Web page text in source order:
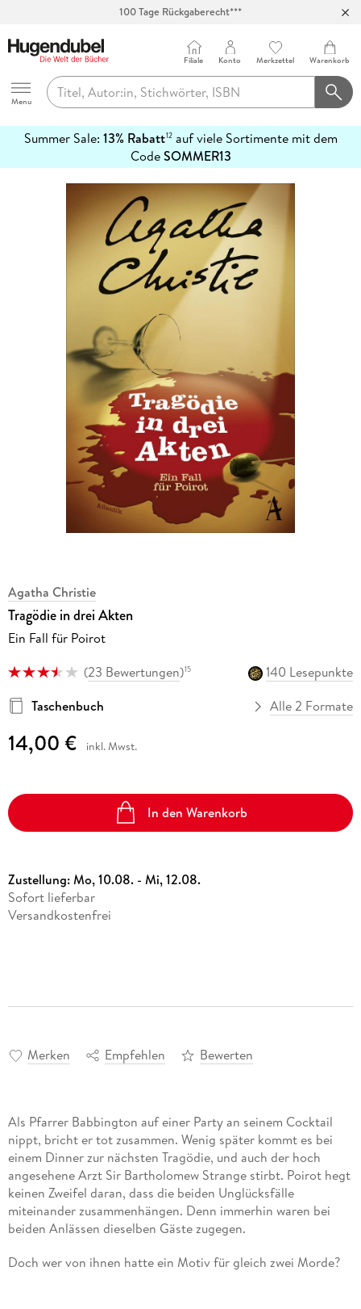
100 Tage Rückgaberecht***
Hugendubel
Menu
Filiale Konto Merkzettel Warenkorb
Summer Sale: 13% Rabatt12auf viele Sortimente mit dem
CodeSOMMER13
erfahren
Agatha Christie
Tragödie in drei Akten
Ein Fall für Poirot
(23 Bewertungen)15
140 Lesepunkte
Taschenbuch
Alle 2 Formate
14,00 € inkl. Mwst.
In den Warenkorb
Zustellung:Mo, 10.08. - Mi, 12.08.
Sofort lieferbar
Versandkostenfrei
Merken Empfehlen Bewerten
Als Pfarrer Babbington auf einer Party an seinem Cocktail
nippt, bricht er tot zusammen. Wenig später kommt es bei
einem Dinner zur nächsten Tragödie, und auch der hoch
angesehene Arzt Sir Bartholomew Strange stirbt. Poirot hegt
keinen Zweifel daran, dass die beiden Unglücksfälle
miteinander zusammenhängen. Denn immerhin waren bei
beiden Anlässen dieselben Gäste zugegen.
Doch wer von ihnen hatte ein Motiv für gleich zwei Morde?